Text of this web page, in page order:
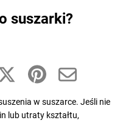
suszarki?
w suszarce. Jeśli nie
lub utraty kształtu,